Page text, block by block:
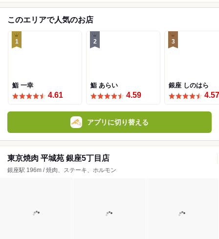
このエリアで人気のお店
1
鮨 一幸
4.61
2
鮨 あらい
4.59
3
銀座 しのはら
4.57
アプリに切り替える
東京焼肉 平城苑 銀座5丁目店
銀座駅 196m / 焼肉、ステーキ、ホルモン